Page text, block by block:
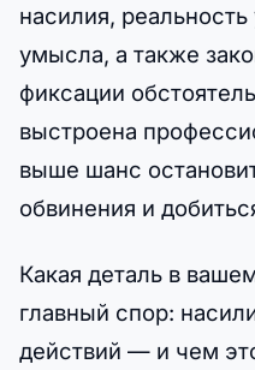
насилия,
умысла, а также
фиксации
выстроена
выше шанс
обвинения и
Какая деталь в
главный спор:
действий — и чем